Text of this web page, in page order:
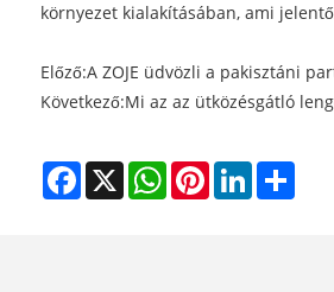
környezet kialakításában, ami
Előző:A ZOJE üdvözli a pakisztáni
Következő:Mi az az ütközésgátló
Facebook
X WhatsAppPinterestLinkedInShare